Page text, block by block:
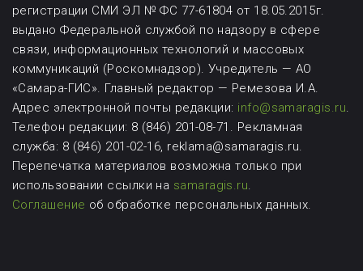
регистрации СМИ ЭЛ № ФС 77-61804 от 18.05.2015г.
выдано Федеральной службой по надзору в сфере
связи, информационных технологий и массовых
коммуникаций (Роскомнадзор). Учредитель — АО
«Самара-ГИС». Главный редактор — Ремезова И.А.
Адрес электронной почты редакции: info@samaragis.ru.
Телефон редакции: 8 (846) 201-08-71. Рекламная
служба: 8 (846) 201-02-16, reklama@samaragis.ru.
Перепечатка материалов возможнатолько при
использовании ссылки на samaragis.ru.
Соглашение об обработке персональных данных.